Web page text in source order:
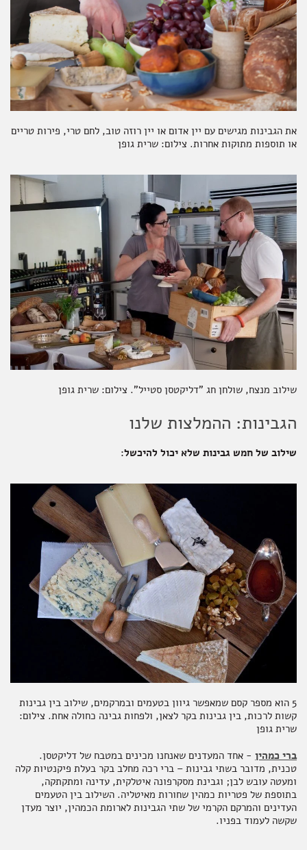
את הגבינות מגישים עם יין אדום או יין רוזה טוב, לחם טרי, פירות טריים
או תוספות מתוקות אחרות. צילום: שרית גופן
שילוב מנצח, שולחן חג "דליקטסן סטייל". צילום: שרית גופן
הגבינות: ההמלצות שלנו
שילוב של חמש גבינות שלא יכול להיכשל:
5 הוא מספר קסם שמאפשר גיוון בטעמים ובמרקמים, שילוב בין גבינות
קשות לרכות, בין גבינות בקר לצאן, ולפחות גבינה כחולה אחת. צילום:
שרית גופן
ברי כמהין - אחד המעדנים שאנחנו מכינים במטבח של דליקטסן.
טכנית, מדובר בשתי גבינות – ברי רכה מחלב בקר בעלת פיקנטיות קלה
ומעטה עובש לבן; וגבינת מסקרפונה איטלקית, עדינה ומתקתקה,
בתוספת של פטריות כמהין שחורות מאיטליה. השילוב בין הטעמים
העדינים והמרקם הקרמי של שתי הגבינות לארומת הכמהין, יוצר מעדן
שקשה לעמוד בפניו.